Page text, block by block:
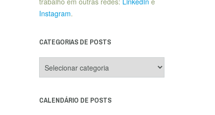
Instagram.
CATEGORIAS DE POSTS
de
CALENDÁRIO DE POSTS